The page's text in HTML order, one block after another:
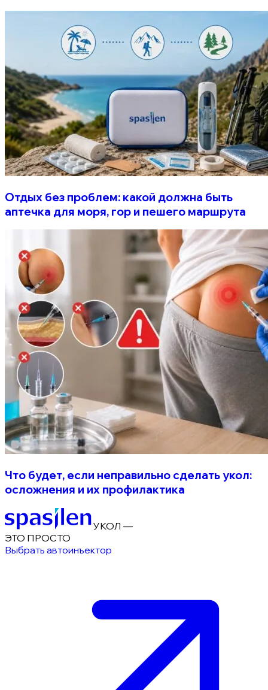
Отдых без проблем: какой должна быть
аптечка для моря, гор и пешего маршрута
Что будет, если неправильно сделать укол:
осложнения и их профилактика
УКОЛ —
ЭТО ПРОСТО
Выбрать автоинъектор